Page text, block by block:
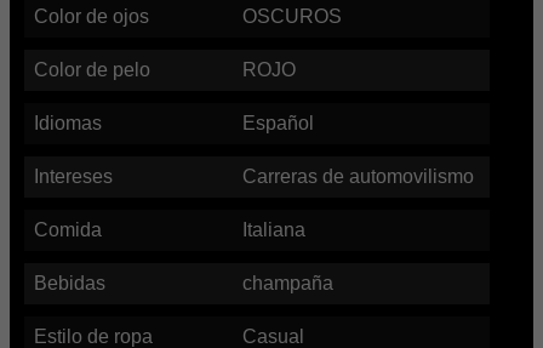
Color de ojos OSCUROS
Color de pelo ROJO
Idiomas Español
Intereses Carreras de automovilismo
Comida Italiana
Bebidas champaña
Estilo de ropa Casual